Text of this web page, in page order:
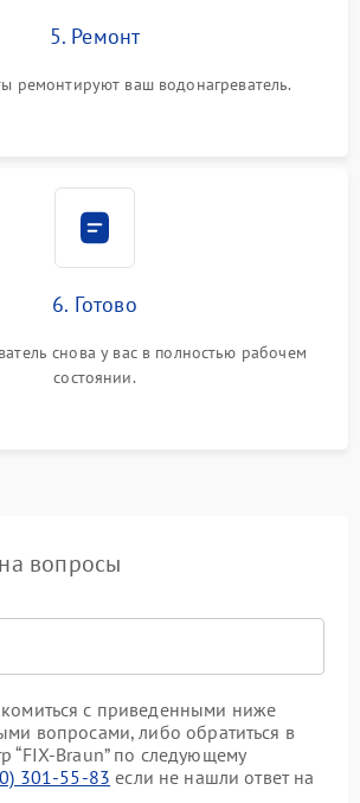
5. Ремонт
ремонтируют ваш водонагреватель.
6. Готово
снова у вас в полностью рабочем
состоянии.
вопросы
с приведенными ниже
вопросами, либо обратиться в
“FIX-Braun” по следующему
301-55-83 если не нашли ответ на